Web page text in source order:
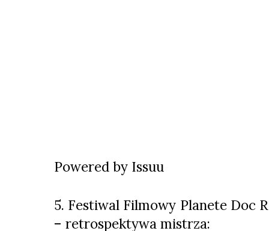
Powered by Issuu
5. Festiwal Filmowy Planete Doc
– retrospektywa mistrza: